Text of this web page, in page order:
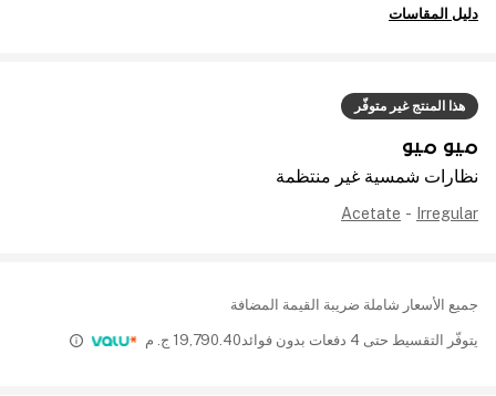
هذا المنتج غير متوفّر
ميو ميو
نظارات شمسية غير منتظمة
Acetate - Irregular
جميع الأسعار شاملة ضريبة القيمة المضافة
يتوفّر التقسيط حتى 4 دفعات بدون فوائد 19,790.40 ج. م
دليل المقاسات